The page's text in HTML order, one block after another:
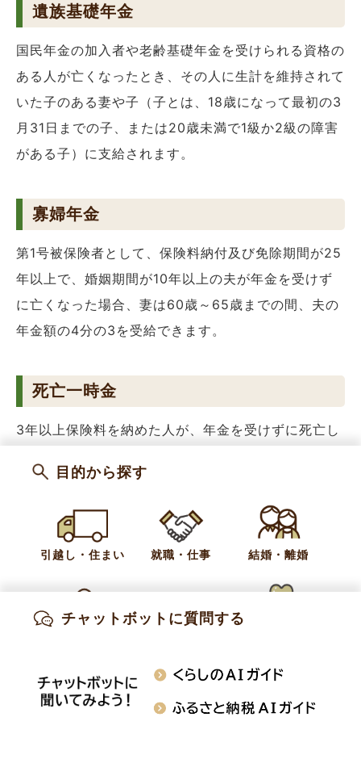
遺族基礎年金
国民年金の加入者や老齢基礎年金を受けられる資格の
ある人が亡くなったとき、その人に生計を維持されて
いた子のある妻や子（子とは、18歳になって最初の3
月31日までの子、または20歳未満で1級か2級の障害
がある子）に支給されます。
寡婦年金
第1号被保険者として、保険料納付及び免除期間が25
年以上で、婚姻期間が10年以上の夫が年金を受けず
に亡くなった場合、妻は60歳～65歳までの間、夫の
年金額の4分の3を受給できます。
死亡一時金
3年以上保険料を納めた人が、年金を受けずに死亡し
カテゴリー 健康保険・国民年金
健康福祉課 国保年金係
知りたい情報を検索
目的から探す
引越し・住まい 就職・仕事 結婚・離婚
チャットボットに質問する